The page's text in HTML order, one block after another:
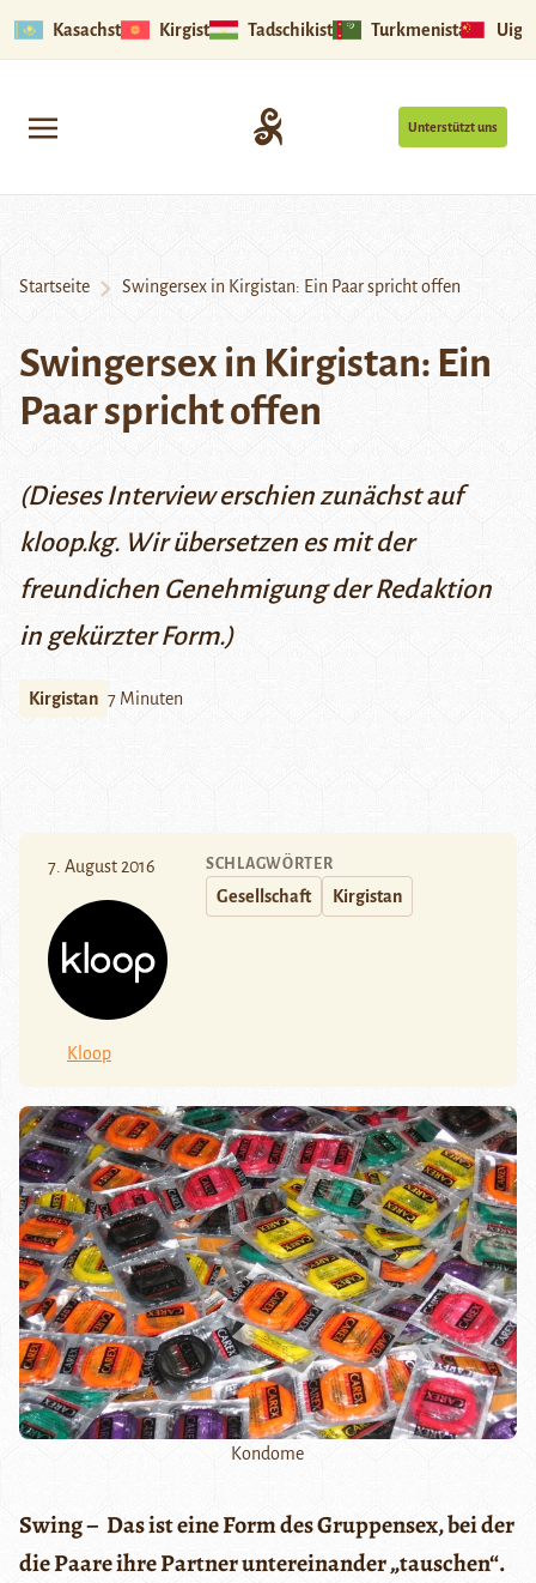
Kasachstan Kirgistan Tadschikistan Turkmenistan
Unterstützt uns
Startseite Swingersex in Kirgistan: Ein Paar spricht offen
Swingersex in Kirgistan: Ein
Paar spricht offen
(Dieses Interview erschien zunächst auf
kloop.kg. Wir übersetzen es mit der
freundichen Genehmigung der Redaktion
in gekürzter Form.)
Kirgistan 7 Minuten
7. August 2016
Kloop
SCHLAGWÖRTER
Gesellschaft Kirgistan
Kondome
Swing – Das ist eine Form des Gruppensex, bei der
die Paare ihre Partner untereinander „tauschen“.